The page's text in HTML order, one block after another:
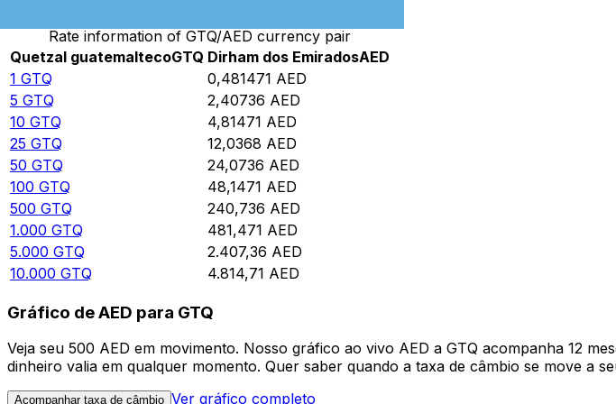
Rate information of GTQ/AED currency pair
Quetzal guatemaltecoGTQ Dirham dos EmiradosAED
1 GTQ 0,481471 AED
5 GTQ 2,40736 AED
10 GTQ 4,81471 AED
25 GTQ 12,0368 AED
50 GTQ 24,0736 AED
100 GTQ 48,1471 AED
500 GTQ 240,736 AED
1.000 GTQ 481,471 AED
5.000 GTQ 2.407,36 AED
10.000 GTQ 4.814,71 AED
Gráfico de AED para GTQ
Veja seu 500 AED em movimento. Nosso gráfico ao vivo AED a GTQ acompanha 12
dinheiro valia em qualquer momento. Quer saber quando a taxa de câmbio se move a
Acompanhar taxa de câmbio Ver gráfico completo